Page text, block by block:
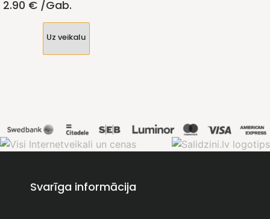
2.90 € /gab.
Uz veikalu
Svarīga informācija